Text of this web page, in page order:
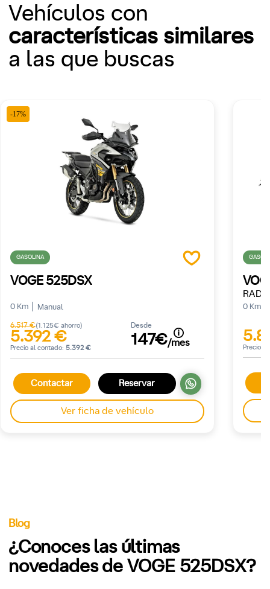
Vehículos con
características similares
a las que buscas
-17%
GASOLINA
VOGE 525DSX
0 Km Manual
6.517 €(1.125€ ahorro)
5.392 €
Precio al contado: 5.392 €
Desde
147€/mes
Contactar Reservar
Ver ficha de vehículo
0 Km
Precio
Blog
¿Conoces las últimas
novedades de VOGE 525DSX?